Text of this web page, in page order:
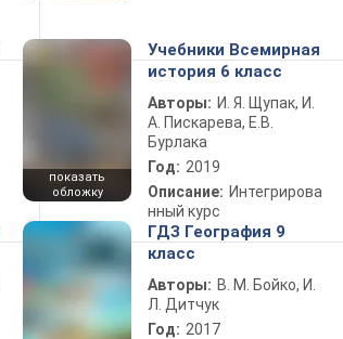
показать
обложку
Учебники Всемирная
история 6 класс
Авторы: И. Я. Щупак, И.
А. Пискарева, Е.В.
Бурлака
Год: 2019
Описание: Интегрирова
нный курс
ГДЗ География 9
класс
Авторы: В. М. Бойко, И.
Л. Дитчук
Год: 2017